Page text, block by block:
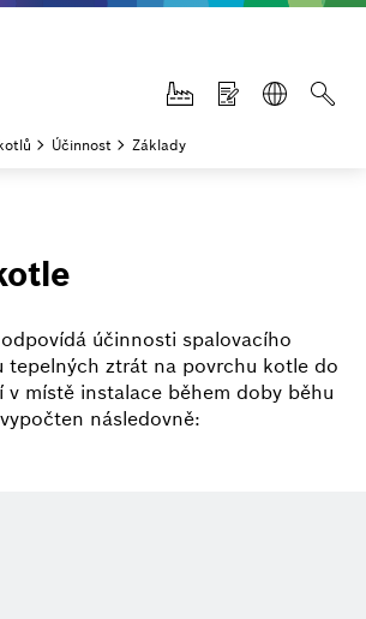
Účinnost Základy
odpovídá účinnosti spalovacího
tepelných ztrát na povrchu kotle do
místě instalace během doby běhu
následovně: